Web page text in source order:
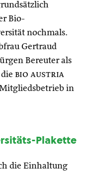
Bio-
nochmals.
Gertraud
Bereuter als
bio austria
in
Plakette
die Einhaltung